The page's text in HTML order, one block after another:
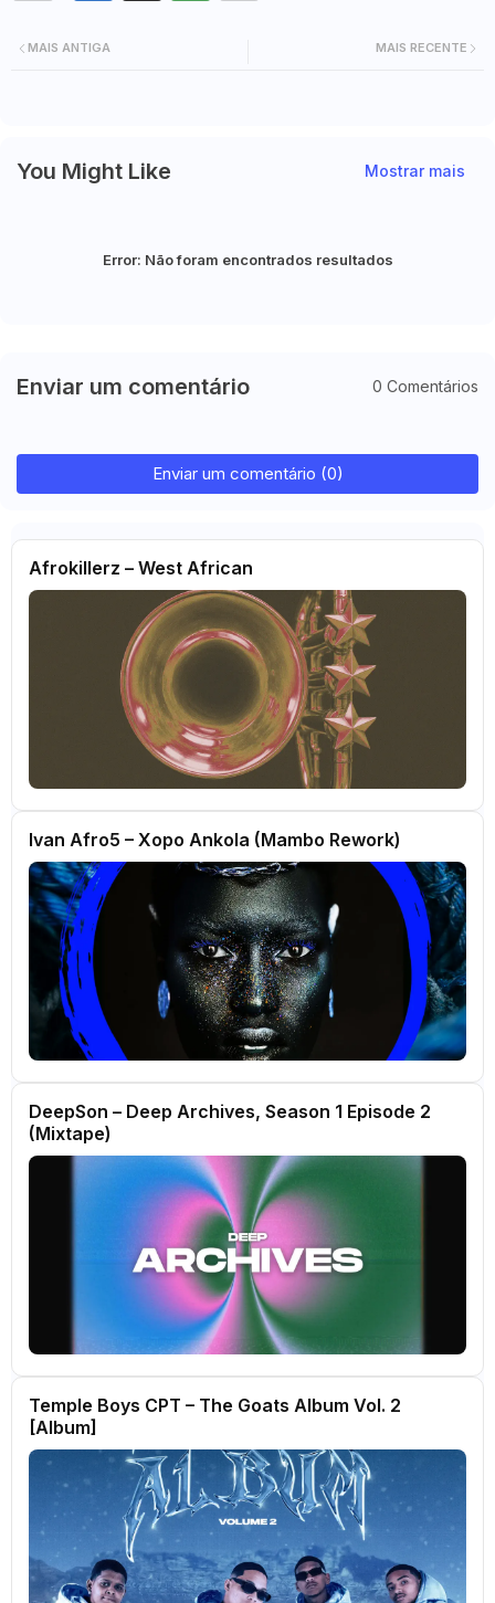
MAIS RECENTE
MAIS ANTIGA
You Might Like Mostrar mais
Error: Não foram encontrados resultados
Enviar um comentário 0 Comentários
Enviar um comentário (0)
Afrokillerz – West African
Ivan Afro5 – Xopo Ankola (Mambo Rework)
DeepSon – Deep Archives, Season 1 Episode 2
(Mixtape)
Temple Boys CPT – The Goats Album Vol. 2
[Album]